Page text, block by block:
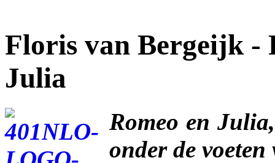
Floris van Bergeijk -
Julia
Romeo en
onder de voeten